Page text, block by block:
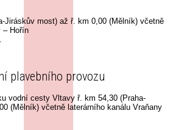
Jiráskův most) až ř. km 0,00 (Mělník) včetně
– Hořín
plavebního provozu
vodní cesty Vltavy ř. km 54,30 (Praha-
(Mělník) včetně laterárního kanálu Vraňany